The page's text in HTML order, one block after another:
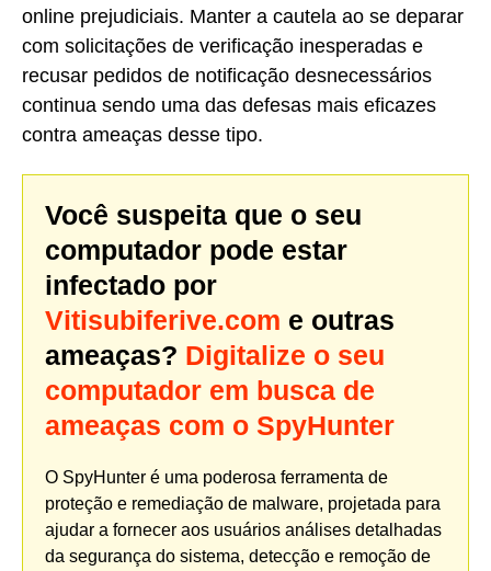
online prejudiciais. Manter a cautela ao se deparar
com solicitações de verificação inesperadas e
recusar pedidos de notificação desnecessários
continua sendo uma das defesas mais eficazes
contra ameaças desse tipo.
Você suspeita que o seu
computador pode estar
infectado por
Vitisubiferive.com e outras
ameaças? Digitalize o seu
computador em busca de
ameaças com o SpyHunter
O SpyHunter é uma poderosa ferramenta de
proteção e remediação de malware, projetada para
ajudar a fornecer aos usuários análises detalhadas
da segurança do sistema, detecção e remoção de